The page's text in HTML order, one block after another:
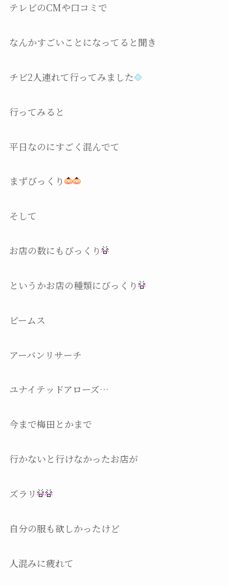
テレビのCMや口コミで
なんかすごいことになってると聞き
チビ2人連れて行ってみました
行ってみると
平日なのにすごく混んでて
まずびっくり
そして
お店の数にもびっくり
というかお店の種類にびっくり
ビームス
アーバンリサーチ
ユナイテッドアローズ…
今まで梅田とかまで
行かないと行けなかったお店が
ズラリ
自分の服も欲しかったけど
人混みに疲れて